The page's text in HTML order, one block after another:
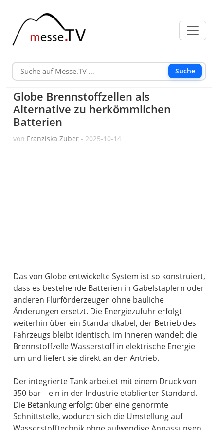
Suche
Globe Brennstoffzellen als
Alternative zu herkömmlichen
Batterien
von Franziska Zuber - 2025-10-14
Das von Globe entwickelte System ist so konstruiert,
dass es bestehende Batterien in Gabelstaplern oder
anderen Flurförderzeugen ohne bauliche
Änderungen ersetzt. Die Energiezufuhr erfolgt
weiterhin über ein Standardkabel, der Betrieb des
Fahrzeugs bleibt identisch. Im Inneren wandelt die
Brennstoffzelle Wasserstoff in elektrische Energie
um und liefert sie direkt an den Antrieb.
Der integrierte Tank arbeitet mit einem Druck von
350 bar – ein in der Industrie etablierter Standard.
Die Betankung erfolgt über eine genormte
Schnittstelle, wodurch sich die Umstellung auf